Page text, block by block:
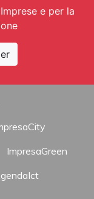
e per la
ImpresaGreen